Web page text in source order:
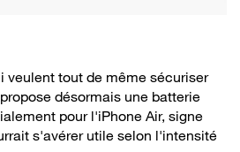
veulent tout de même sécuriser
désormais une batterie
pour l'iPhone Air, signe
s'avérer utile selon l'intensité